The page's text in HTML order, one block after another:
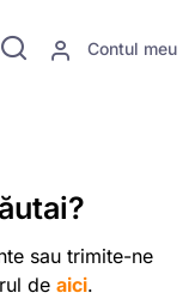
Contul meu
sau trimite-ne
de aici.